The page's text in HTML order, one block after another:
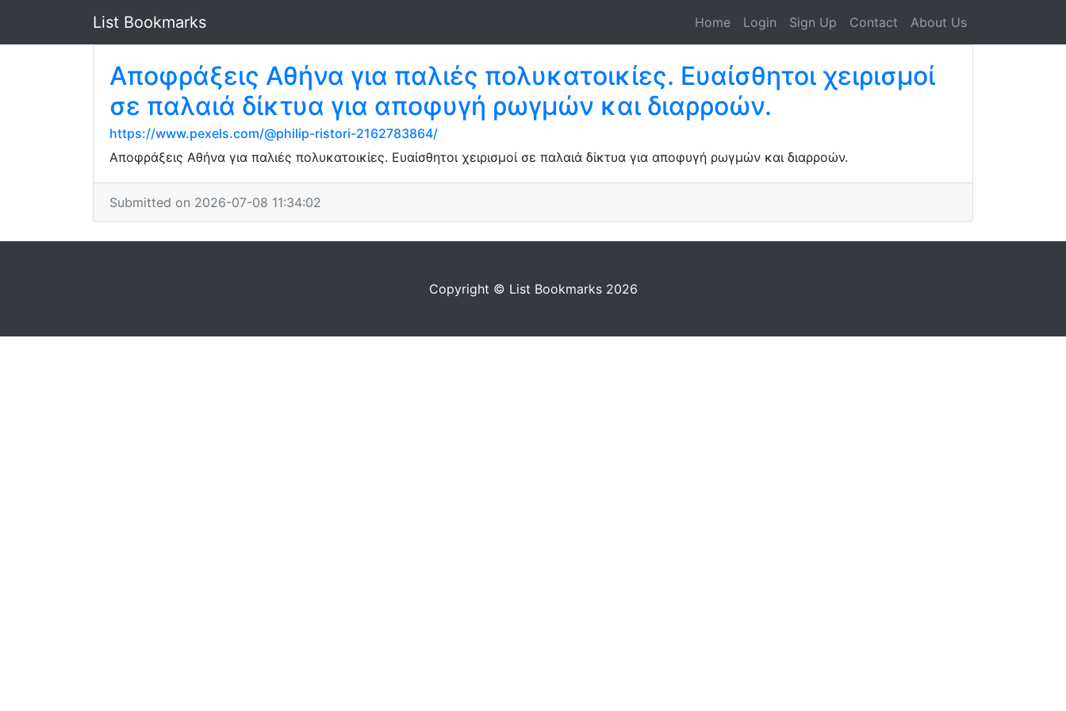
List Bookmarks Home Login Sign Up Contact About Us
Αποφράξεις Αθήνα για παλιές πολυκατοικίες. Ευαίσθητοι χειρισμοί
σε παλαιά δίκτυα για αποφυγή ρωγμών και διαρροών.
https://www.pexels.com/@philip-ristori-2162783864/
Αποφράξεις Αθήνα για παλιές πολυκατοικίες. Ευαίσθητοι χειρισμοί σε παλαιά δίκτυα για αποφυγή ρωγμών και διαρροών.
Submitted on 2026-07-08 11:34:02
Copyright © List Bookmarks 2026